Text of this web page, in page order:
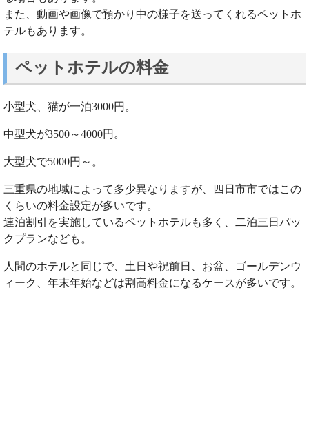
また、動画や画像で預かり中の様子を送ってくれるペットホ
テルもあります。
ペットホテルの料金
小型犬、猫が一泊3000円。
中型犬が3500～4000円。
大型犬で5000円～。
三重県の地域によって多少異なりますが、四日市市ではこの
くらいの料金設定が多いです。
連泊割引を実施しているペットホテルも多く、二泊三日パッ
クプランなども。
人間のホテルと同じで、土日や祝前日、お盆、ゴールデンウ
ィーク、年末年始などは割高料金になるケースが多いです。